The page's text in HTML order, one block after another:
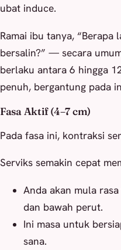
ubat induce.
Ramai ibu tanya,
bersalin?” — secara
berlaku antara 6 hingga
penuh, bergantung pada
Fasa Aktif (4–7 cm)
Pada fasa ini, kontraksi
Serviks semakin cepat
Anda akan mula
dan bawah perut.
Ini masa untuk
sana.